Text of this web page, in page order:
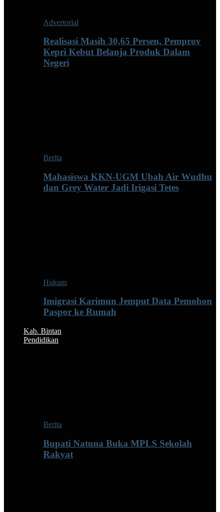
Advertorial
Realisasi Masih 30,65 Persen, Pemprov
Kepri Kebut Belanja Produk Dalam
Negeri
Berita
Mahasiswa KKN-UGM Ubah Air Wudhu
dan Grey Water Jadi Irigasi Tetes
Hukum
Imigrasi Karimun Jemput Data Pemohon
Paspor ke Rumah
Kab. Bintan
Pendidikan
Berita
Bupati Natuna Buka MPLS Sekolah
Rakyat